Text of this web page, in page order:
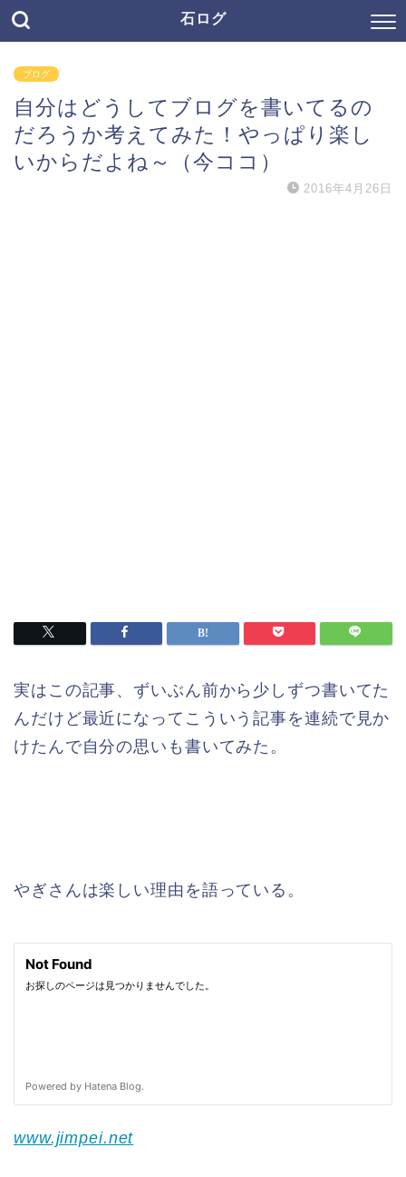
石ログ
ブログ
自分はどうしてブログを書いてるの
だろうか考えてみた！やっぱり楽し
いからだよね～（今ココ）
2016年4月26日
実はこの記事、ずいぶん前から少しずつ書いてた
んだけど最近になってこういう記事を連続で見か
けたんで自分の思いも書いてみた。
やぎさんは楽しい理由を語っている。
www.jimpei.net